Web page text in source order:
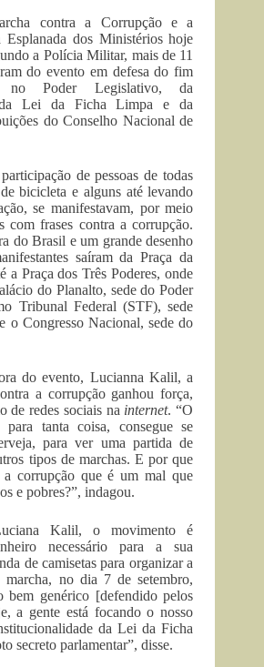
contra a Corrupção e a
Esplanada dos Ministérios hoje
a Polícia Militar, mais de 11
do evento em defesa do fim
Poder Legislativo, da
da Lei da Ficha Limpa e da
do Conselho Nacional de
de pessoas de todas
bicicleta e alguns até levando
se manifestavam, por meio
com frases contra a corrupção.
do Brasil e um grande desenho
saíram da Praça da
a Praça dos Três Poderes, onde
do Planalto, sede do Poder
Tribunal Federal (STF), sede
o Congresso Nacional, sede do
do evento, Lucianna Kalil, a
a corrupção ganhou força,
de redes sociais na internet. “O
tanta coisa, consegue se
para ver uma partida de
tipos de marchas. E por que
corrupção que é um mal que
e pobres?”, indagou.
Kalil, o movimento é
necessário para a sua
de camisetas para organizar a
marcha, no dia 7 de setembro,
bem genérico [defendido pelos
a gente está focando o nosso
da Lei da Ficha
secreto parlamentar”, disse.